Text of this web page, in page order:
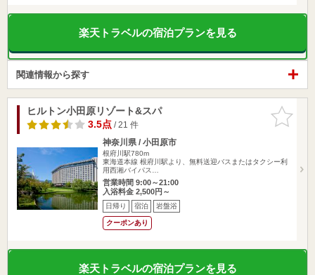
楽天トラベルの宿泊プランを見る
関連情報から探す
お気に入
りに追加
ヒルトン小田原リゾート&スパ
3.5点/ 21 件
神奈川県 / 小田原市
根府川駅780m
東海道本線 根府川駅より、無料送迎バスまたはタクシー利
用西湘バイパス…
営業時間 9:00～21:00
入浴料金 2,500円～
日帰り 宿泊 岩盤浴
クーポンあり
楽天トラベルの宿泊プランを見る